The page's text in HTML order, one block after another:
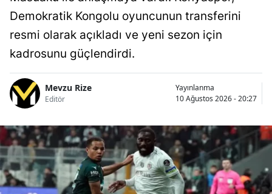
Demokratik Kongolu oyuncunun transferini
resmi olarak açıkladı ve yeni sezon için
kadrosunu güçlendirdi.
Mevzu Rize
Editör
Yayınlanma
10 Ağustos 2026 - 20:27